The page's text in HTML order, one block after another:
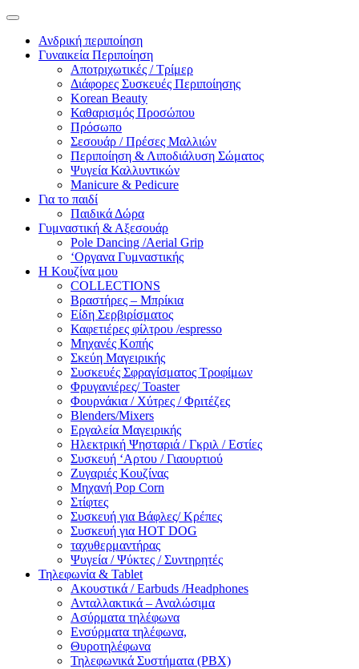
Ανδρική περιποίηση
Γυναικεία Περιποίηση
Αποτριχωτικές / Τρίμερ
Διάφορες Συσκευές Περιποίησης
Korean Beauty
Καθαρισμός Προσώπου
Πρόσωπο
Σεσουάρ / Πρέσες Μαλλιών
Περιποίηση & Λιποδιάλυση Σώματος
Ψυγεία Καλλυντικών
Manicure & Pedicure
Για το παιδί
Παιδικά Δώρα
Γυμναστική & Αξεσουάρ
Pole Dancing /Aerial Grip
‘Οργανα Γυμναστικής
Η Κουζίνα μου
COLLECTIONS
Βραστήρες – Μπρίκια
Είδη Σερβιρίσματος
Καφετιέρες φίλτρου /espresso
Μηχανές Κοπής
Σκεύη Μαγειρικής
Συσκευές Σφραγίσματος Τροφίμων
Φρυγανιέρες/ Toaster
Φουρνάκια / Χύτρες / Φριτέζες
Blenders/Mixers
Εργαλεία Μαγειρικής
Ηλεκτρική Ψησταριά / Γκριλ / Eστίες
Συσκευή ‘Αρτου / Γιαουρτιού
Ζυγαριές Κουζίνας
Μηχανή Pop Corn
Στίφτες
Συσκευή για Βάφλες/ Κρέπες
Συσκευή για HOT DOG
ταχυθερμαντήρας
Ψυγεία / Ψύκτες / Συντηρητές
Τηλεφωνία & Tablet
Ακουστικά / Earbuds /Headphones
Ανταλλακτικά – Αναλώσιμα
Ασύρματα τηλέφωνα
Ενσύρματα τηλέφωνα,
Θυροτηλέφωνα
Τηλεφωνικά Συστήματα (PBX)